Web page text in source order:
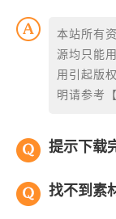
本站所有
源均只能
用引起版
明请参考【
提示下载
找不到素